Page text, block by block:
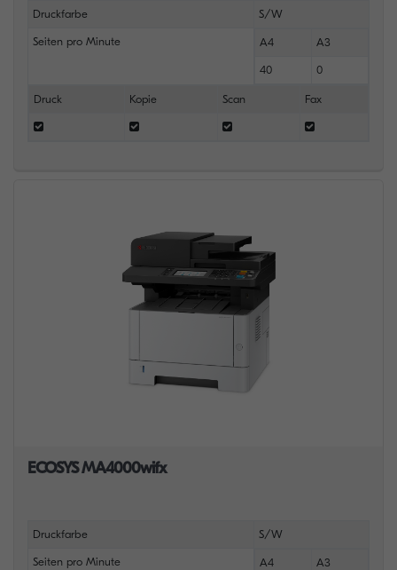
Druckfarbe S/W
Seiten pro Minute A4 A3
40 0
Druck Kopie Scan Fax
ECOSYS MA4000wifx
Druckfarbe S/W
Seiten pro Minute A4 A3